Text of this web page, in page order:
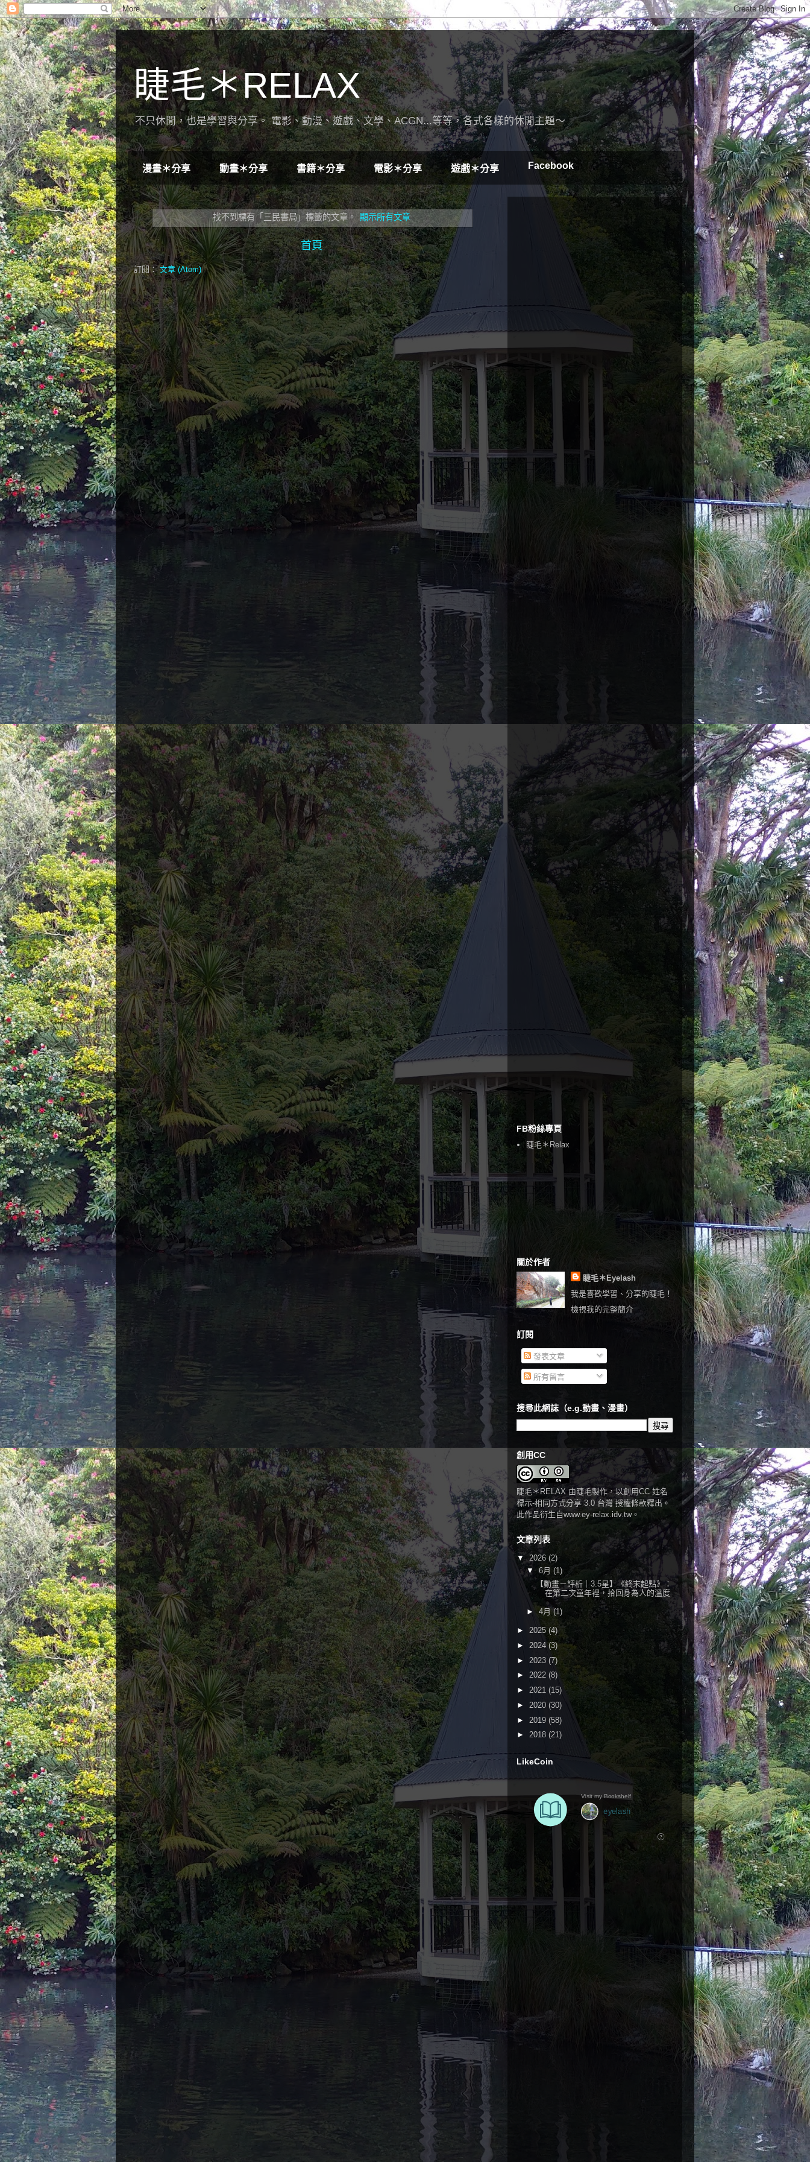
睫毛＊RELAX
不只休閒，也是學習與分享。 電影、動漫、遊戲、文學、ACGN...等等，各式各樣的休閒主題～
漫畫＊分享 動畫＊分享 書籍＊分享 電影＊分享 遊戲＊分享 Facebook
找不到標有「三民書局」標籤的文章。 顯示所有文章
首頁
訂閱：文章 (Atom)
FB粉絲專頁
睫毛＊Relax
關於作者
睫毛＊Eyelash
我是喜歡學習、分享的睫毛！
檢視我的完整簡介
訂閱
發表文章
所有留言
搜尋此網誌（e.g.動畫、漫畫）
創用CC
睫毛＊RELAX 由睫毛製作，以創用CC 姓名
標示-相同方式分享 3.0 台灣 授權條款釋出。
此作品衍生自www.ey-relax.idv.tw。
文章列表
▼ 2026 (2)
▼ 6月 (1)
【動畫－評析｜3.5星】《終末起點》：
在第二次童年裡，拾回身為人的溫度
► 4月(1)
► 2025 (4)
► 2024 (3)
► 2023 (7)
► 2022 (8)
► 2021 (15)
► 2020 (30)
► 2019 (58)
► 2018 (21)
LikeCoin